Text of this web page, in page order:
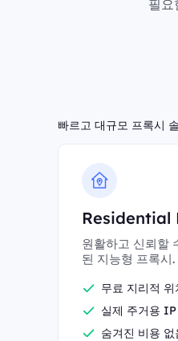
필요
빠르고 대규모 프록시
Residential
원활하고 신뢰할
된 지능형 프록시.
무료 지리적 위
실제 주거용 IP
숨겨진 비용 없